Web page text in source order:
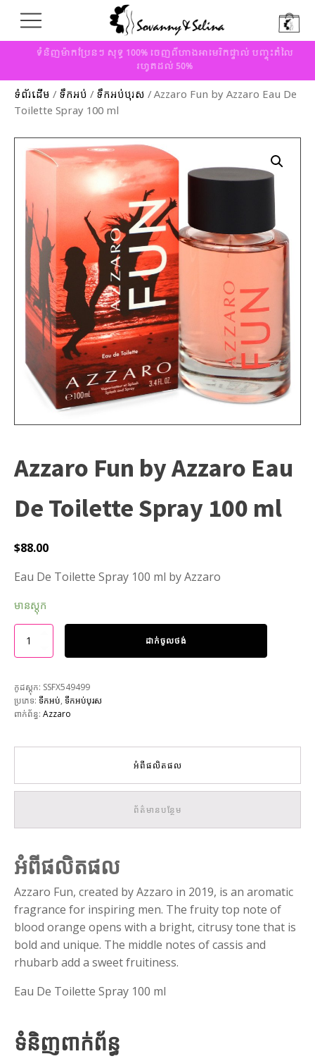
ទំនិញម៉ាកប្រែនៗ សុទ្ធ 100% ចេញពីហាងអាមេរិកផ្ទាល់ បញ្ចុះតំលៃ
រហូតដល់ 50%
ទំព័រដើម / ទឹកអប់ / ទឹកអប់បុរស / Azzaro Fun by Azzaro Eau De
Toilette Spray 100 ml
Azzaro Fun by Azzaro Eau
De Toilette Spray 100 ml
$88.00
Eau De Toilette Spray 100 ml by Azzaro
មានស្តុក
ដាក់ចូលថង់
កូដស្តុក: SSFX549499
ប្រភេទ: ទឹកអប់, ទឹកអប់បុរស
ពាក់ព័ន្ធ: Azzaro
អំពីផលិតផល
ព័ត៌មានបន្ថែម
អំពីផលិតផល
Azzaro Fun, created by Azzaro in 2019, is an aromatic
fragrance for inspiring men. The fruity top note of
blood orange opens with a bright, citrusy tone that is
bold and unique. The middle notes of cassis and
rhubarb add a sweet fruitiness.
Eau De Toilette Spray 100 ml
ទំនិញពាក់ព័ន្ធ